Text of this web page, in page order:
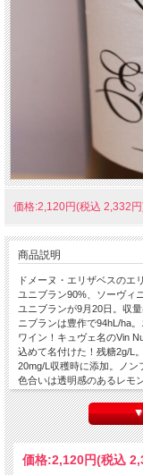
価格:2,120円(税込 2,332
商品説明
ドメーヌ・エリザベスのエ
ユニブラン90%、ソーヴィ
ユニブランが9月20日。収
ニブランは豊作で94hL/ha
ワイン！キュヴェ名のVin
込めて名付けた！残糖2g/L
20mg/L収穫時に添加。ノン
色合いは透明感のあるレモ
り。ワインはピュアかつ軽
柑橘系の優しいエキスがあ
く！
▼
価格:2,120円(税込